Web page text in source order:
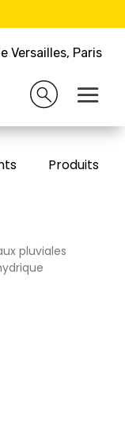
Versailles, Paris
Versailles, Paris
Produits/
pluviales